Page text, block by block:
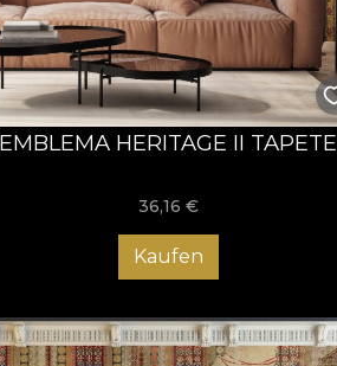
EMBLEMA HERITAGE II TAPETE
36,16 €
Kaufen